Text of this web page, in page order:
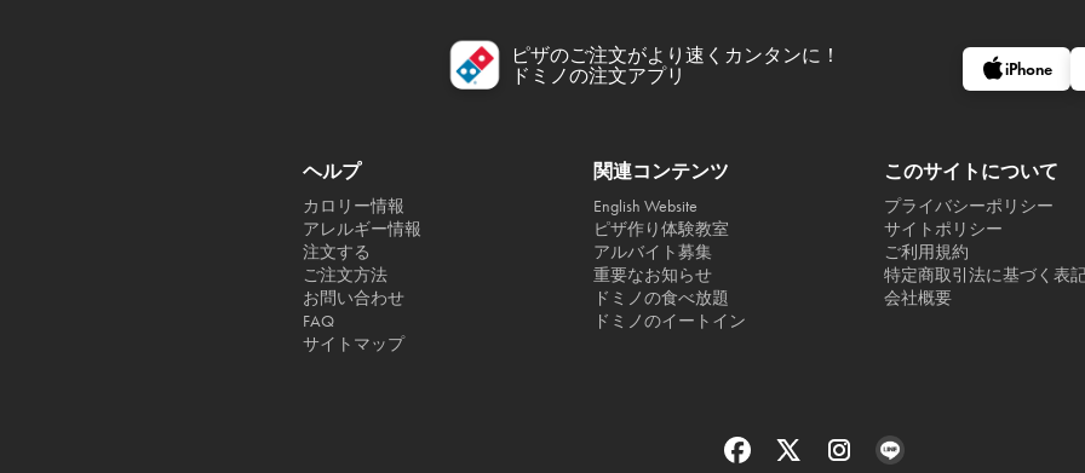
ピザのご注文がより速くカンタンに！
ドミノの注文アプリ
iPhone
ヘルプ
カロリー情報
アレルギー情報
注文する
ご注文方法
お問い合わせ
FAQ
サイトマップ
関連コンテンツ
English Website
ピザ作り体験教室
アルバイト募集
重要なお知らせ
ドミノの食べ放題
ドミノのイートイン
このサイトについて
プライバシーポリシー
サイトポリシー
ご利用規約
特定商取引法に基づく表
会社概要